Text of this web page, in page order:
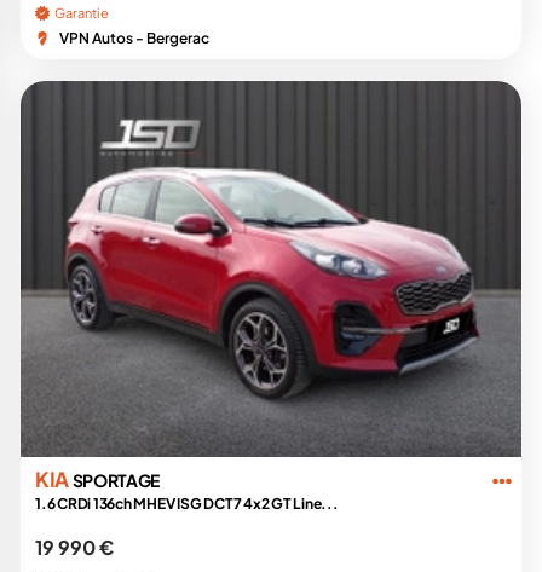
Garantie
VPN Autos - Bergerac
KIASPORTAGE
1.6 CRDi 136ch MHEV ISG DCT7 4x2 GT Line...
19 990 €